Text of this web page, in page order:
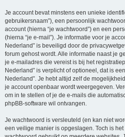
Je account bevat minstens een unieke
gebruikersnaam”), een persoonlijk
account (hierna “je wachtwoord”) en een
(hierna “je e-mail”). Je informatie voor je
Nederland” is beveiligd door de
forum gehost wordt. Alle informatie naast je
je e-mailadres die vereist is bij het
Nederland” is verplicht of optioneel, dat is
Nederland”. Je hebt altijd zelf de
je account openbaar wordt weergegeven.
om in te stellen of je de e-mails die
phpBB-software wil ontvangen.
Je wachtwoord is versleuteld (en kan niet
een veilige manier is opgeslagen. Toch is